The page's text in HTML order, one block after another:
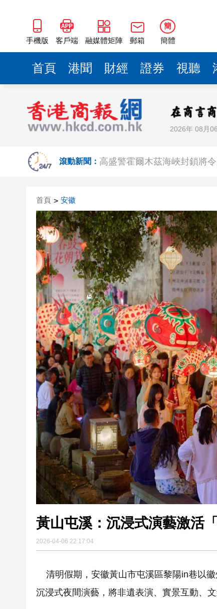
手機版 客戶端 融媒體矩陣 郵箱
簡
簡體
首頁 港聞 財經 證券 視聽
2026年 08月
滾動新聞：
有片丨全紅嬋被爆遭遇集體
皖黃山區：「寶藏小城」做足
伊朗稱本國石油化工設施「遭
黃山市徽州區：呈坎古村志
黃山屯溪：沉浸式演藝激活「
高盛警霍爾木茲海峽封鎖將
伊朗稱本國石油化工設施「
籃球少年逐夢古徽州！
黃山市徽州區：呈坎古村志
黃山屯溪：沉浸式演藝激活
皖歙縣三陽鎮老竹嶺大方茶
高盛警霍爾木茲海峽封鎖將
有片丨全紅嬋被爆遭遇集體
皖黃山區：「寶藏小城」做
伊朗稱本國石油化工設施「
籃球少年逐夢古徽州！NYBO
黃山市徽州區：呈坎古村志
首頁 > 安徽
黃山屯溪：沉浸式演藝激活「
2026-04-06 22:17:04
清明假期，安徽黃山市屯溪區黎陽in巷以
沉浸式夜間演藝，將非遺表演、實景互動、